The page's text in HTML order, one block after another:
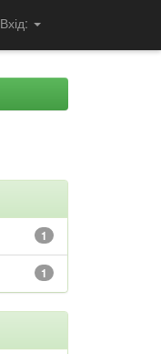
Вхід:
1
1